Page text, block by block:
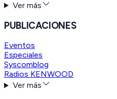
Ver más
PUBLICACIONES
Eventos
Especiales
Syscomblog
Radios KENWOOD
Ver más